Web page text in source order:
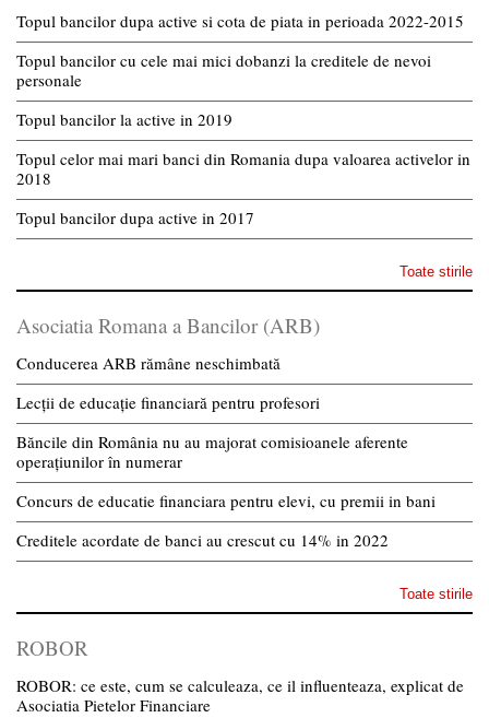
Topul bancilor dupa active si cota de piata in perioada 2022-2015
Topul bancilor cu cele mai mici dobanzi la creditele de nevoi
personale
Topul bancilor la active in 2019
Topul celor mai mari banci din Romania dupa valoarea activelor in
2018
Topul bancilor dupa active in 2017
Toate stirile
Asociatia Romana a Bancilor (ARB)
Conducerea ARB rămâne neschimbată
Lecții de educație financiară pentru profesori
Băncile din România nu au majorat comisioanele aferente
operațiunilor în numerar
Concurs de educatie financiara pentru elevi, cu premii in bani
Creditele acordate de banci au crescut cu 14% in 2022
Toate stirile
ROBOR
ROBOR: ce este, cum se calculeaza, ce il influenteaza, explicat de
Asociatia Pietelor Financiare